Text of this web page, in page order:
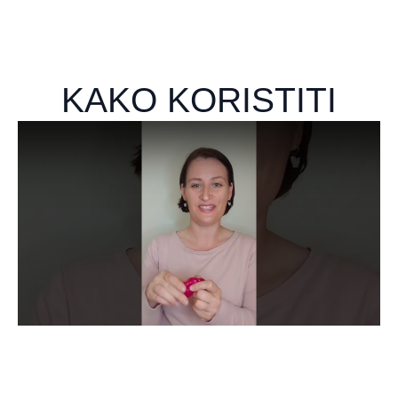
KAKO KORISTITI